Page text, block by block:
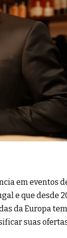
em eventos
e que desde
da Europa
suas